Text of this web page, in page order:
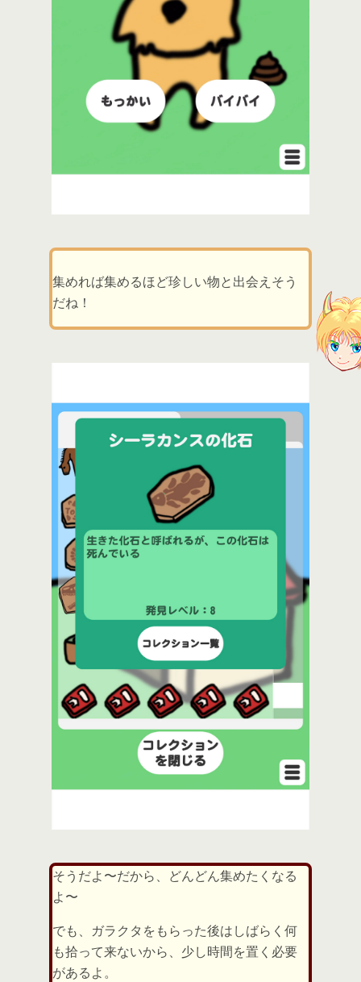
集めれば集めるほど珍しい物と出会えそう
だね！
そうだよ〜だから、どんどん集めたくなる
よ〜
でも、ガラクタをもらった後はしばらく何
も拾って来ないから、少し時間を置く必要
があるよ。